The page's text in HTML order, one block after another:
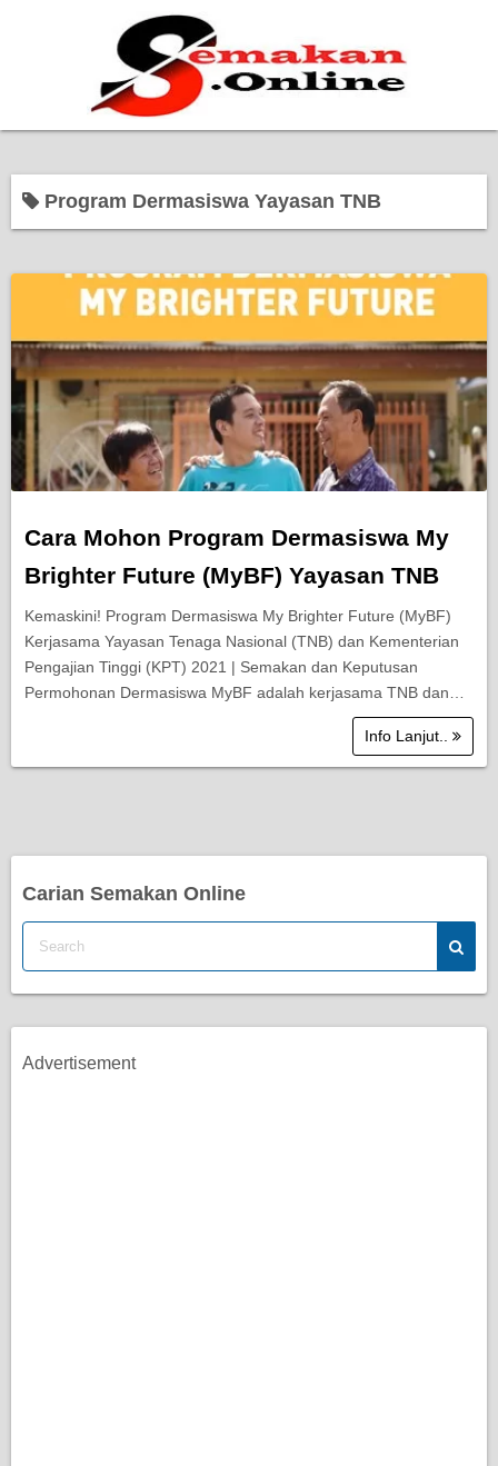
Bantuan Kerajaan
Kerja Kosong Terkini
Program Dermasiswa Yayasan TNB
Cara Mohon Program Dermasiswa My
Brighter Future (MyBF) Yayasan TNB
Kemaskini! Program Dermasiswa My Brighter Future (MyBF)
Kerjasama Yayasan Tenaga Nasional (TNB) dan Kementerian
Pengajian Tinggi (KPT) 2021 | Semakan dan Keputusan
Permohonan Dermasiswa MyBF adalah kerjasama TNB dan…
Info Lanjut..
Carian Semakan Online
Advertisement